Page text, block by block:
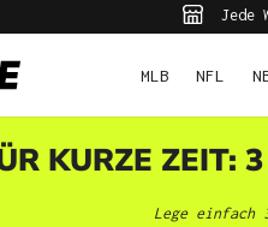
Jede
MLB NFL
KURZE ZEIT:
Lege einfach